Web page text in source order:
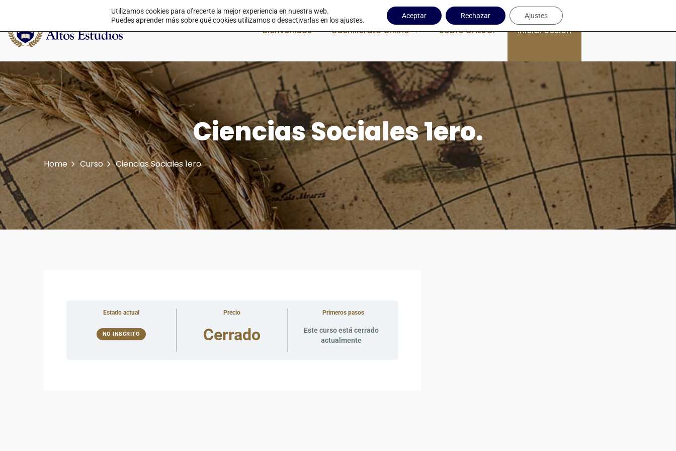
Bienvenidos Bachillerato Online Sobre CAEJCP Iniciar Sesión
Ciencias Sociales 1ero.
Home Curso Ciencias Sociales 1ero.
Estado actual
NO INSCRITO
Precio
Cerrado
Primeros pasos
Este curso está cerrado
actualmente
Utilizamos cookies para ofrecerte la mejor experiencia en nuestra web.
Puedes aprender más sobre qué cookies utilizamos o desactivarlas en los ajustes.
Aceptar Rechazar Ajustes